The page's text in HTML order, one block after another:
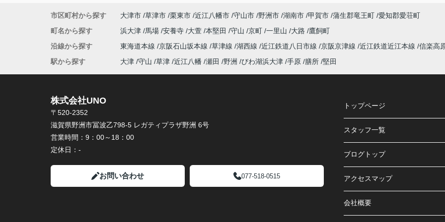
市区町村から探す 大津市 草津市 栗東市 近江八幡市 守山市 野洲市 湖南市 甲賀市 蒲生郡竜王町 愛知郡愛荘町
町名から探す
浜大津 馬場 安養寺 大萱 本堅田 守山 京町 一里山 大路
鷹飼町
沿線から探す
東海道本線 京阪石山坂本線 草津線 湖西線 近江鉄道八日市線 京阪京津線 近江鉄道近江本線 信楽高
駅から探す
大津 守山 草津 近江八幡 瀬田 野洲 びわ湖浜大津 手原 膳所 堅田
株式会社UNO
〒520-2352
滋賀県野洲市冨波乙798-5 レガティプラザ野洲 6号
営業時間： 9：00～18：00
定休日： -
お問い合わせ 077-518-0515
トップページ
スタッフ一覧
ブログトップ
アクセスマップ
会社概要